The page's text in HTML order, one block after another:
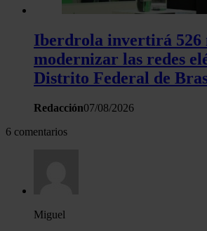
Iberdrola invertirá 526
modernizar las redes
Distrito Federal de
Redacción07/08/2026
6 comentarios
Miguel